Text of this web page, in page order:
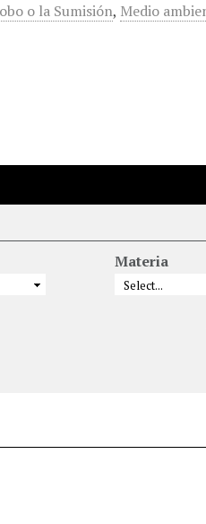
o la Sumisión, Medio
Materia